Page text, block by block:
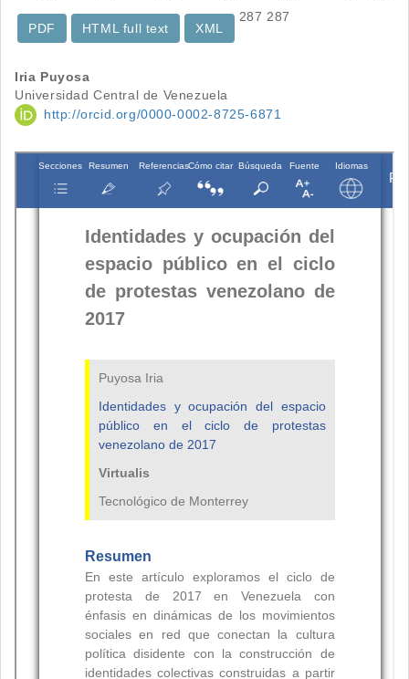
287
PDF
287
HTML full text
XML
Contenido
principal
artículo
Iria Puyosa
Universidad Central de Venezuela
http://orcid.org/0000-0002-8725-6871